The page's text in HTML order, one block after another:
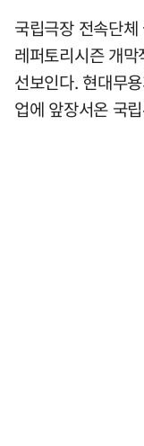
국립극장 전속단
레퍼토리시즌 개
선보인다. 현대무
업에 앞장서온 국